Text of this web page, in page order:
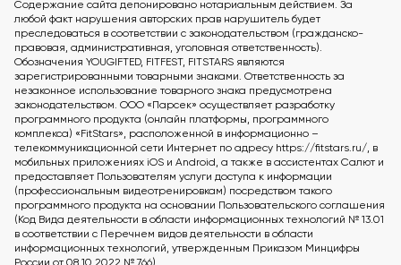
Содержание сайта депонировано нотариальным действием. За
любой факт нарушения авторских прав нарушитель будет
преследоваться в соответствии с законодательством (гражданско-
правовая, административная, уголовная ответственность).
Обозначения YOUGIFTED, FITFEST, FITSTARS являются
зарегистрированными товарными знаками. Ответственность за
незаконное использование товарного знака предусмотрена
законодательством. ООО «Парсек» осуществляет разработку
программного продукта (онлайн платформы, программного
комплекса) «FitStars», расположенной в информационно –
телекоммуникационной сети Интернет по адресу https://fitstars.ru/, в
мобильных приложениях iOS и Android, а также в ассистентах Салют и
предоставляет Пользователям услуги доступа к информации
(профессиональным видеотренировкам) посредством такого
программного продукта на основании Пользовательского соглашения
(Код Вида деятельности в области информационных технологий № 13.01
в соответствии с Перечнем видов деятельности в области
информационных технологий, утвержденным Приказом Минцифры